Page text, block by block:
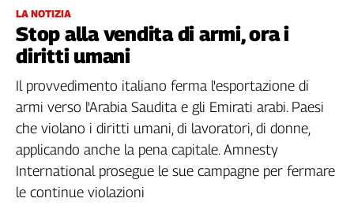
Categorie
Filcams
Filctem
Fillea
Filt
Fisac
Flai
LA NOTIZIA
Stop alla vendita di armi, ora i
diritti umani
Il provvedimento italiano ferma l'esportazione di
armi verso l'Arabia Saudita e gli Emirati arabi. Paesi
che violano i diritti umani, di lavoratori, di donne,
applicando anche la pena capitale. Amnesty
International prosegue le sue campagne per fermare
le continue violazioni